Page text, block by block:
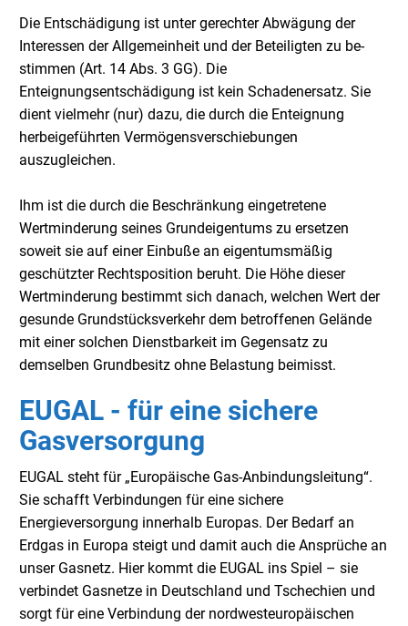
Die Entschädigung ist unter gerechter Abwägung der
Interessen der Allgemeinheit und der Beteiligten zu be-
stimmen (Art. 14 Abs. 3 GG). Die
Enteignungsentschädigung ist kein Schadenersatz. Sie
dient vielmehr (nur) dazu, die durch die Enteignung
herbeigeführten Vermögensverschiebungen
auszugleichen.
Ihm ist die durch die Beschränkung eingetretene
Wertminderung seines Grundeigentums zu ersetzen
soweit sie auf einer Einbuße an eigentumsmäßig
geschützter Rechtsposition beruht. Die Höhe dieser
Wertminderung bestimmt sich danach, welchen Wert der
gesunde Grundstücksverkehr dem betroffenen Gelände
mit einer solchen Dienstbarkeit im Gegensatz zu
demselben Grundbesitz ohne Belastung beimisst.
EUGAL - für eine sichere
Gasversorgung
EUGAL steht für „Europäische Gas-Anbindungsleitung“.
Sie schafft Verbindungen für eine sichere
Energieversorgung innerhalb Europas. Der Bedarf an
Erdgas in Europa steigt und damit auch die Ansprüche an
unser Gasnetz. Hier kommt die EUGAL ins Spiel – sie
verbindet Gasnetze in Deutschland und Tschechien und
sorgt für eine Verbindung der nordwesteuropäischen